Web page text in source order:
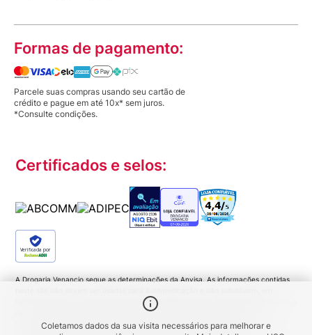
Coletamos dados da sua visita necessários para melhorar e
Formas de pagamento:
Parcele suas compras usando seu cartão de
crédito e pague em até 10x* sem juros.
*Consulte condições.
Certificados e selos:
Verificada por
A Drogaria Venancio segue as determinações da Anvisa. As informações contidas
hipótese alguma, as orientações dadas pelo profissional da área médica. Somente o
médico está apto a diagnosticar qualquer problema de saúde e prescrever o
tratamento adequado. Ao persistirem os sintomas um médico deverá ser